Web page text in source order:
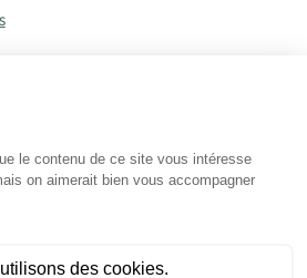
vente
et d’utilisation